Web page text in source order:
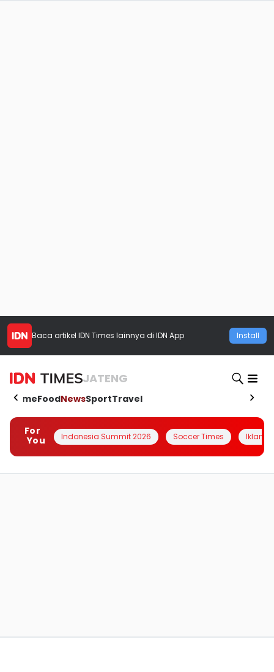
Baca artikel IDN Times lainnya di IDN App Install
JATENG
HomeFoodNewsSportTravel
For
You
Indonesia Summit 2026 Soccer Times Iklanin